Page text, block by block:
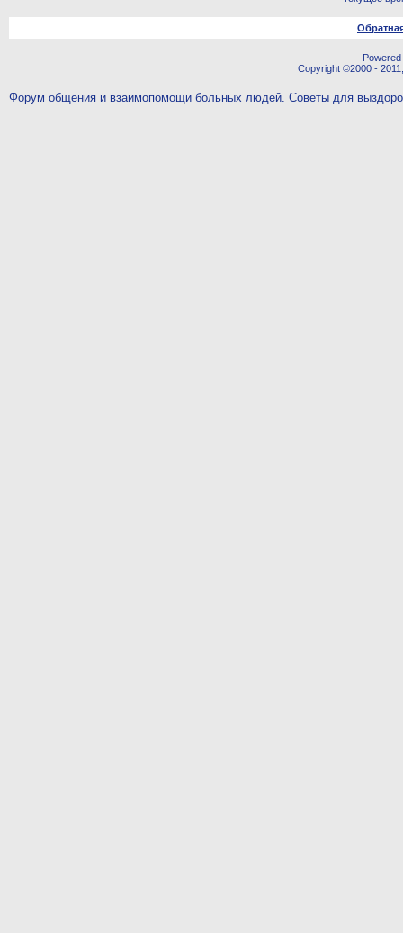
Copyright ©2000 -
Форум общения и взаимопомощи больных людей. Советы для